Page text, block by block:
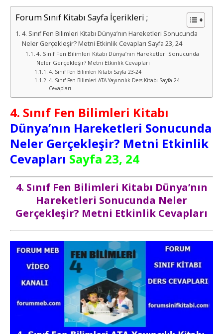
Forum Sınıf Kitabı Sayfa İçerikleri ;
4. Sınıf Fen Bilimleri Kitabı Dünya’nın Hareketleri Sonucunda
Neler Gerçekleşir? Metni Etkinlik Cevapları Sayfa 23, 24
4. Sınıf Fen Bilimleri Kitabı Dünya’nın Hareketleri Sonucunda
Neler Gerçekleşir? Metni Etkinlik Cevapları
4. Sınıf Fen Bilimleri Kitabı Sayfa 23-24
4. Sınıf Fen Bilimleri ATA Yayıncılık Ders Kitabı Sayfa 24
Cevapları
4. Sınıf Fen Bilimleri Kitabı
Dünya’nın Hareketleri Sonucunda
Neler Gerçekleşir? Metni Etkinlik
Cevapları Sayfa 23, 24
4. Sınıf Fen Bilimleri Kitabı Dünya’nın
Hareketleri Sonucunda Neler
Gerçekleşir? Metni Etkinlik Cevapları